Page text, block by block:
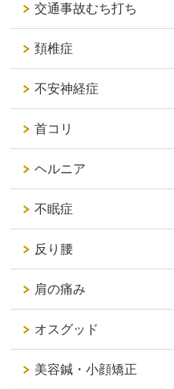
交通事故むち打ち
頚椎症
不安神経症
首コリ
ヘルニア
不眠症
反り腰
肩の痛み
オスグッド
美容鍼・小顔矯正